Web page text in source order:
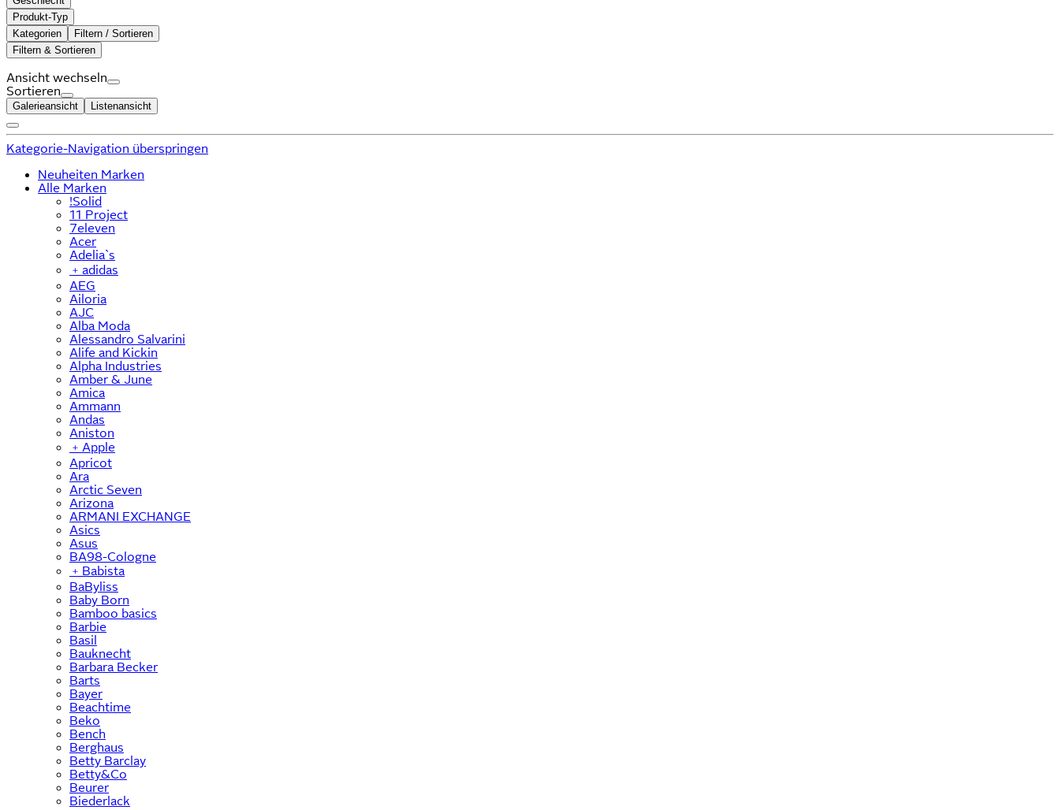
Produkt-Typ
Kategorien
Filtern / Sortieren
Filtern & Sortieren
Ansicht wechseln
Sortieren
Galerieansicht Listenansicht
Kategorie-Navigation überspringen
Neuheiten Marken
Alle Marken
!Solid
11 Project
7eleven
Acer
Adelia`s
﹢ adidas
AEG
Ailoria
AJC
Alba Moda
Alessandro Salvarini
Alife and Kickin
Alpha Industries
Amber & June
Amica
Ammann
Andas
Aniston
﹢ Apple
Apricot
Ara
Arctic Seven
Arizona
ARMANI EXCHANGE
Asics
Asus
BA98-Cologne
﹢ Babista
BaByliss
Baby Born
Bamboo basics
Barbie
Basil
Bauknecht
Barbara Becker
Barts
Bayer
Beachtime
Beko
Bench
Berghaus
Betty Barclay
Betty&Co
Beurer
Biederlack